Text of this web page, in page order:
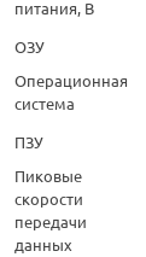
питания, В
ОЗУ
Операционная
система
ПЗУ
Пиковые
скорости
передачи
данных